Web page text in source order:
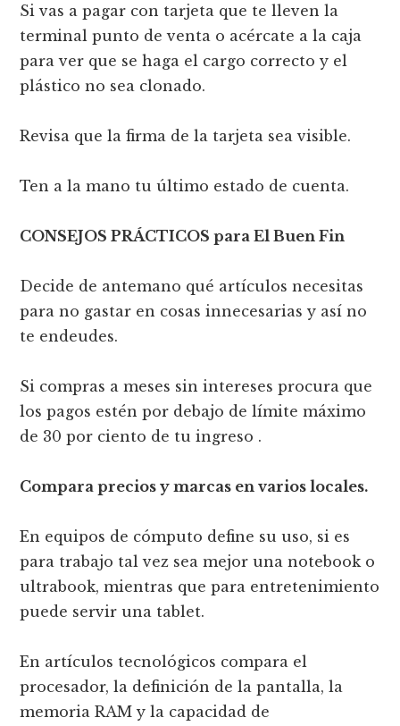
Si vas a pagar con tarjeta que te lleven la
terminal punto de venta o acércate a la caja
para ver que se haga el cargo correcto y el
plástico no sea clonado.
Revisa que la firma de la tarjeta sea visible.
Ten a la mano tu último estado de cuenta.
CONSEJOS PRÁCTICOS para El Buen Fin
Decide de antemano qué artículos necesitas
para no gastar en cosas innecesarias y así no
te endeudes.
Si compras a meses sin intereses procura que
los pagos estén por debajo de límite máximo
de 30 por ciento de tu ingreso .
Compara precios y marcas en varios locales.
En equipos de cómputo define su uso, si es
para trabajo tal vez sea mejor una notebook o
ultrabook, mientras que para entretenimiento
puede servir una tablet.
En artículos tecnológicos compara el
procesador, la definición de la pantalla, la
memoria RAM y la capacidad de